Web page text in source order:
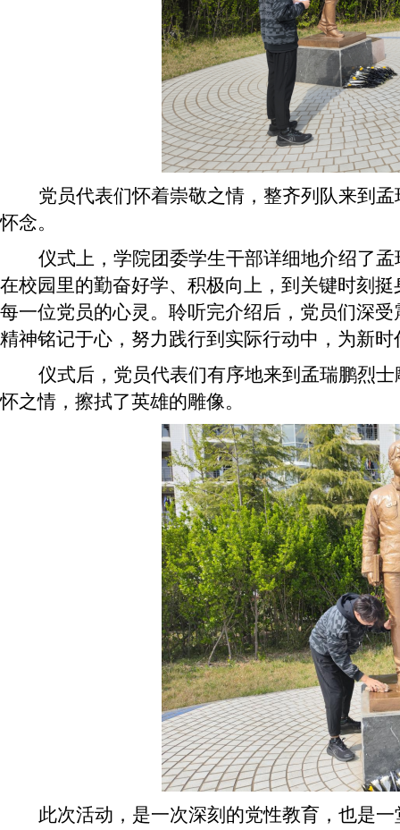
党员代表们怀着崇敬之情，整齐列队来到
怀念。
仪式上，学院团委学生干部详细地介绍了
在校园里的勤奋好学、积极向上，到关键时刻
每一位党员的心灵。聆听完介绍后，党员们深
精神铭记于心，努力践行到实际行动中，为新
仪式后，党员代表们有序地来到孟瑞鹏烈
怀之情，擦拭了英雄的雕像。
此次活动，是一次深刻的党性教育，也是